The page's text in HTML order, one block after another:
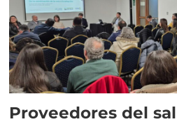
Proveedores del